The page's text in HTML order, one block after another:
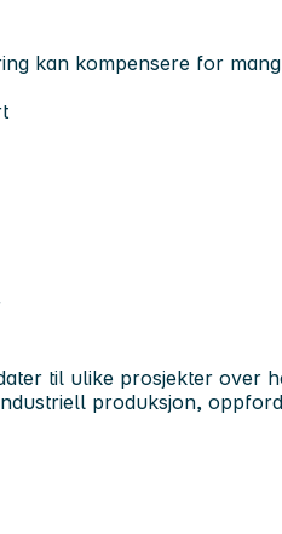
kan kompensere for
til ulike prosjekter over
produksjon,